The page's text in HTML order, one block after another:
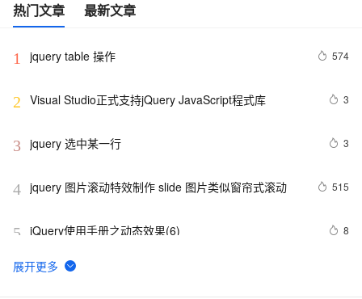
热门文章 最新文章
1 jquery table 操作 574
2 Visual Studio正式支持jQuery JavaScript程式库 3
3 jquery 选中某一行 3
4 jquery 图片滚动特效制作 slide 图片类似窗帘式滚动 515
5 jQuery使用手册之动态效果(6) 8
6
jQuery技术内幕：深入解析jQuery架构设计与实现原理.